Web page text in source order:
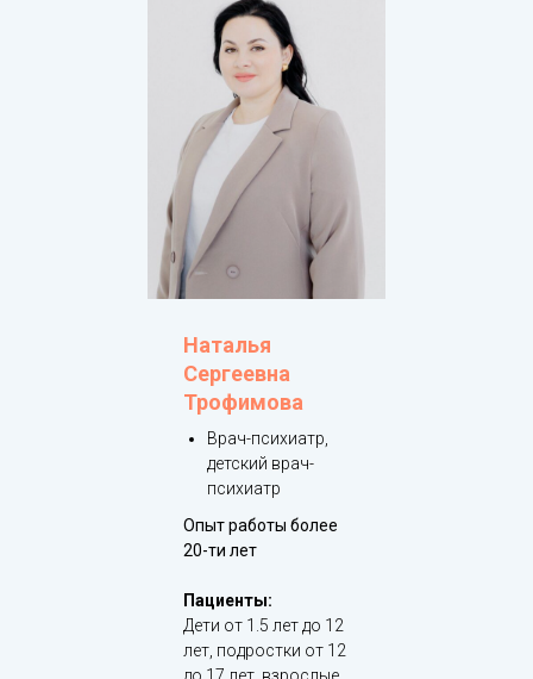
Наталья
Сергеевна
Трофимова
Врач-психиатр,
детский врач-
психиатр
Опыт работы более
20-ти лет
Пациенты:
Дети от 1.5 лет до 12
лет, подростки от 12